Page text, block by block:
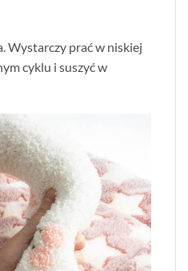
Wystarczy prać w niskiej
cyklu i suszyć w